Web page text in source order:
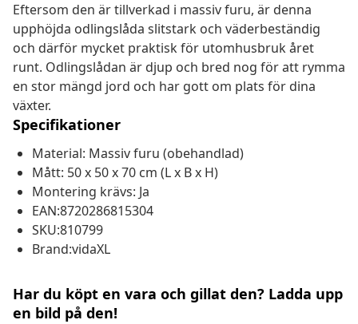
Eftersom den är tillverkad i massiv furu, är denna
upphöjda odlingslåda slitstark och väderbeständig
och därför mycket praktisk för utomhusbruk året
runt. Odlingslådan är djup och bred nog för att rymma
en stor mängd jord och har gott om plats för dina
växter.
Specifikationer
Material: Massiv furu (obehandlad)
Mått: 50 x 50 x 70 cm (L x B x H)
Montering krävs: Ja
EAN:8720286815304
SKU:810799
Brand:vidaXL
Har du köpt en vara och gillat den? Ladda upp
en bild på den!